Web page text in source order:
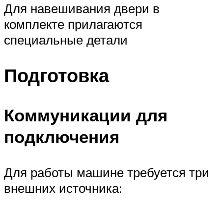
Для навешивания двери в
комплекте прилагаются
специальные детали
Подготовка
Коммуникации для
подключения
Для работы машине требуется три
внешних источника: